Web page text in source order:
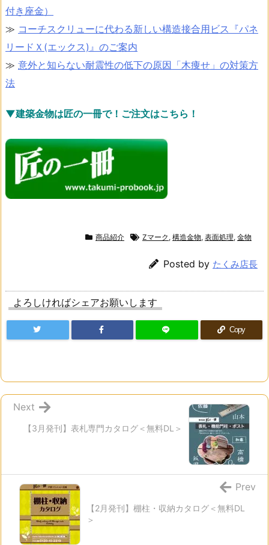
付き座金）
≫ コーチスクリューに代わる新しい構造接合用ビス『パネ
リードＸ(エックス)』のご案内
≫ 意外と知らない耐震性の低下の原因「木痩せ」の対策方
法
▼建築金物は匠の一冊で！ご注文はこちら！
商品紹介 Zマーク , 構造金物, 表面処理, 金物
Posted by たくみ店長
よろしければシェアお願いします
Copy
【3月発刊】表札専門カタログ＜無料DL＞
Next
【2月発刊】棚柱・収納カタログ＜無料DL
＞
Prev